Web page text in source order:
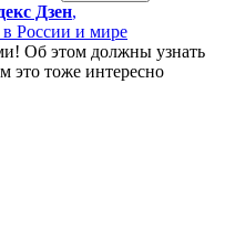
Дзен,
России и мире
Об этом должны узнать
это тоже интересно